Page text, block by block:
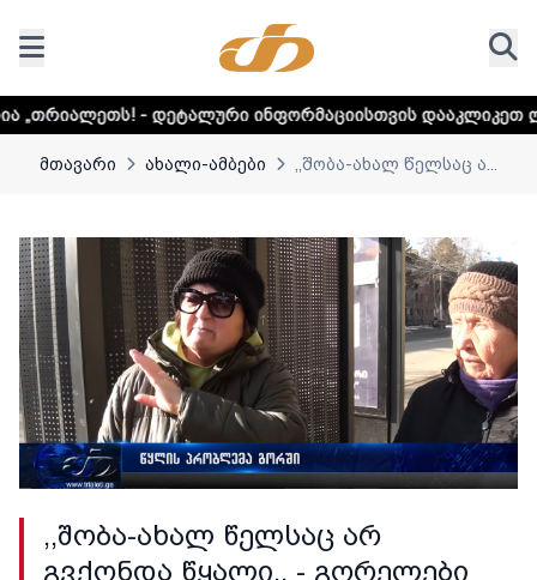
ინფორმაციისთვის დააკლიკეთ ლინკს
მთავარი ახალი-ამბები ,,შობა-ახალ წელსაც ა...
,,შობა-ახალ წელსაც არ
გვქონდა წყალი,, - გორელები